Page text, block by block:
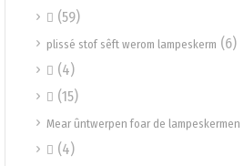
 (59)
plissé stof sêft werom lampeskerm (6)
 (4)
 (15)
Mear ûntwerpen foar de lampeskermen
 (4)